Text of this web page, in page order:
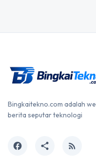
Bingkaitekno.com adalah
berita seputar teknologi
facebook share rss_feed